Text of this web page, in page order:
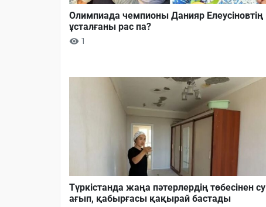
Олимпиада чемпионы Данияр Елеусіновтің
ұсталғаны рас па?
1
Түркістанда жаңа пәтерлердің төбесінен су
ағып, қабырғасы қақырай бастады